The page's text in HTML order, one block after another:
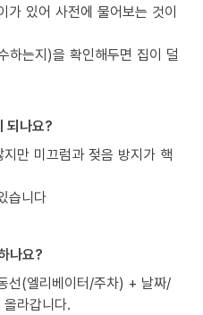
가 있어 사전에 물어보는 것이
하는지)을 확인해두면 집이 덜
되나요?
만 미끄럼과 젖음 방지가 핵
습니다
나요?
선(엘리베이터/주차) + 날짜/
라갑니다.